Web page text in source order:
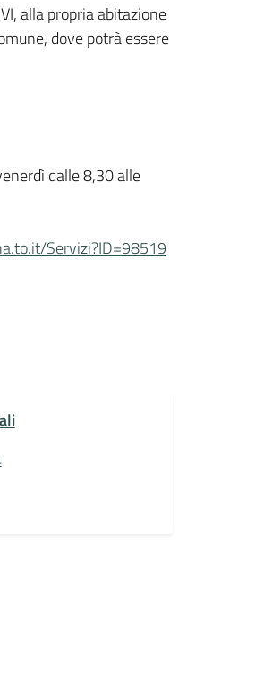
alla propria abitazione
dove potrà essere
dalle 8,30 alle
Servizi?ID=98519